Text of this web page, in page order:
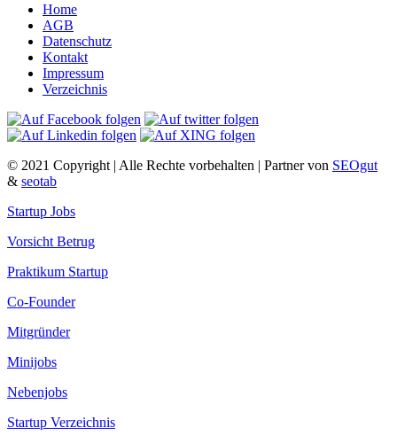
Home
AGB
Datenschutz
Kontakt
Impressum
Verzeichnis
© 2021 Copyright | Alle Rechte vorbehalten | Partner von SEOgut
& seotab
Startup Jobs
Vorsicht Betrug
Praktikum Startup
Co-Founder
Mitgründer
Minijobs
Nebenjobs
Startup Verzeichnis